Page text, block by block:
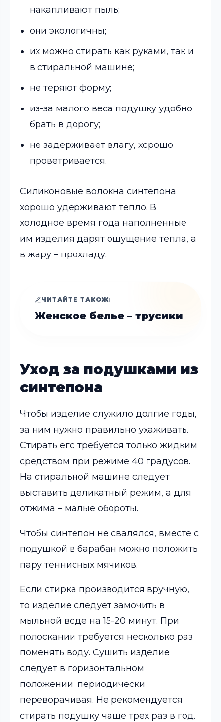
накапливают пыль;
они экологичны;
их можно стирать как руками, так и
в стиральной машине;
не теряют форму;
из-за малого веса подушку удобно
брать в дорогу;
не задерживает влагу, хорошо
проветривается.
Силиконовые волокна синтепона
хорошо удерживают тепло. В
холодное время года наполненные
им изделия дарят ощущение тепла, а
в жару – прохладу.
ЧИТАЙТЕ ТАКОЖ:
Женское белье – трусики
Уход за подушками из
синтепона
Чтобы изделие служило долгие годы,
за ним нужно правильно ухаживать.
Стирать его требуется только жидким
средством при режиме 40 градусов.
На стиральной машине следует
выставить деликатный режим, а для
отжима – малые обороты.
Чтобы синтепон не свалялся, вместе с
подушкой в барабан можно положить
пару теннисных мячиков.
Если стирка производится вручную,
то изделие следует замочить в
мыльной воде на 15-20 минут. При
полоскании требуется несколько раз
поменять воду. Сушить изделие
следует в горизонтальном
положении, периодически
переворачивая. Не рекомендуется
стирать подушку чаще трех раз в год.